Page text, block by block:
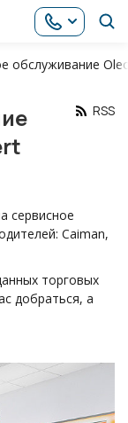
обслуживание
RSS
сервисное
Caiman,
торговых
добраться, а